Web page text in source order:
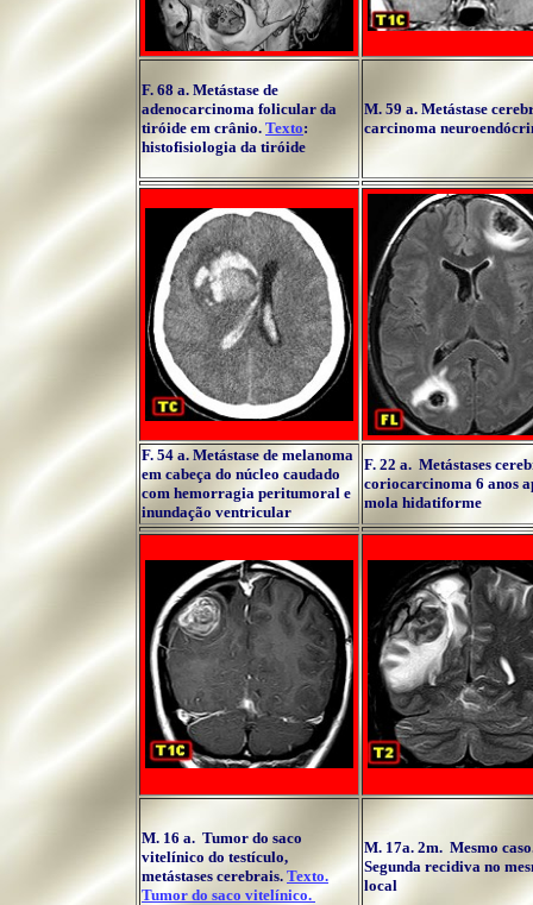
F. 68 a. Metástase de
adenocarcinoma folicular da
tiróide em crânio. Texto:
histofisiologia da tiróide
M. 59 a. Metástase
carcinoma
F. 54 a. Metástase de melanoma
em cabeça do núcleo caudado
com hemorragia peritumoral e
inundação ventricular
F. 22 a. Metástases
coriocarcinoma 6 anos
mola hidatiforme
M. 16 a. Tumor do saco
vitelínico do testículo,
metástases cerebrais. Texto.
Tumor do saco vitelínico.
M. 17a. 2m. Mesmo
Segunda recidiva no
local